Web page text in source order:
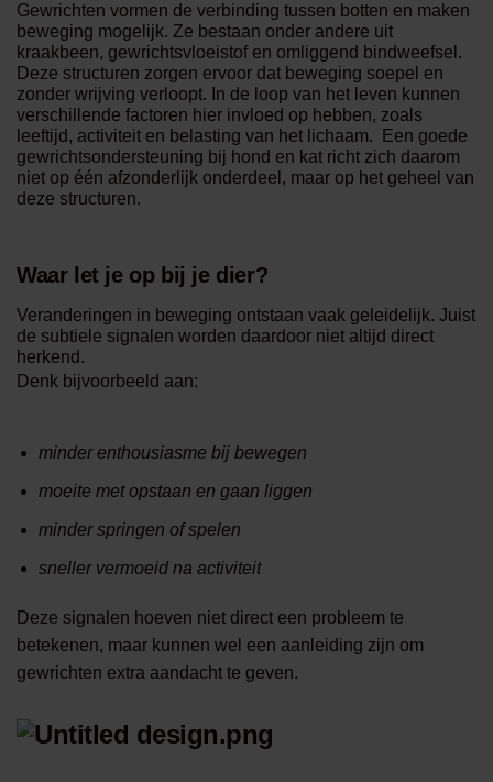
Gewrichten vormen de verbinding tussen botten en maken
beweging mogelijk. Ze bestaan onder andere uit
kraakbeen, gewrichtsvloeistof en omliggend bindweefsel.
Deze structuren zorgen ervoor dat beweging soepel en
zonder wrijving verloopt. In de loop van het leven kunnen
verschillende factoren hier invloed op hebben, zoals
leeftijd, activiteit en belasting van het lichaam. Een goede
gewrichtsondersteuning bij hond en kat richt zich daarom
niet op één afzonderlijk onderdeel, maar op het geheel van
deze structuren.
Waar let je op bij je dier?
Veranderingen in beweging ontstaan vaak geleidelijk. Juist
de subtiele signalen worden daardoor niet altijd direct
herkend.
Denk bijvoorbeeld aan:
minder enthousiasme bij bewegen
moeite met opstaan en gaan liggen
minder springen of spelen
sneller vermoeid na activiteit
Deze signalen hoeven niet direct een probleem te
betekenen, maar kunnen wel een aanleiding zijn om
gewrichten extra aandacht te geven.